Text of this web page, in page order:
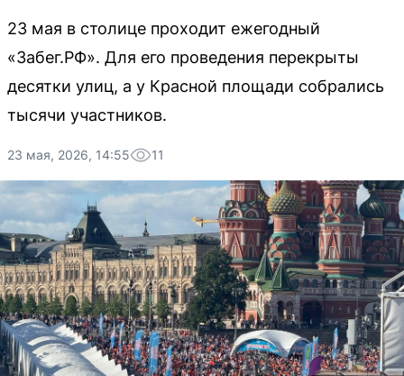
23 мая в столице проходит ежегодный
«Забег.РФ». Для его проведения перекрыты
десятки улиц, а у Красной площади собрались
тысячи участников.
23 мая, 2026, 14:55 11